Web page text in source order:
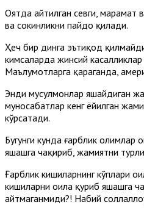
Оятда айтилган севги, марҳамат
ва сокинликни пайдо қилади.
Ҳеч бир динга эътиқод
кимсаларда жинсий
Маълумотларга қараганда,
Энди мусулмонлар яшайдиган
муносабатлар кенг ёйилган
кўрсатади.
Бугунги кунда ғарблик
яшашга чақириб, жамиятни
Ғарблик кишиларнинг кўплари
кишиларни оила қуриб яшашга
айтмаганмиди?! Набий